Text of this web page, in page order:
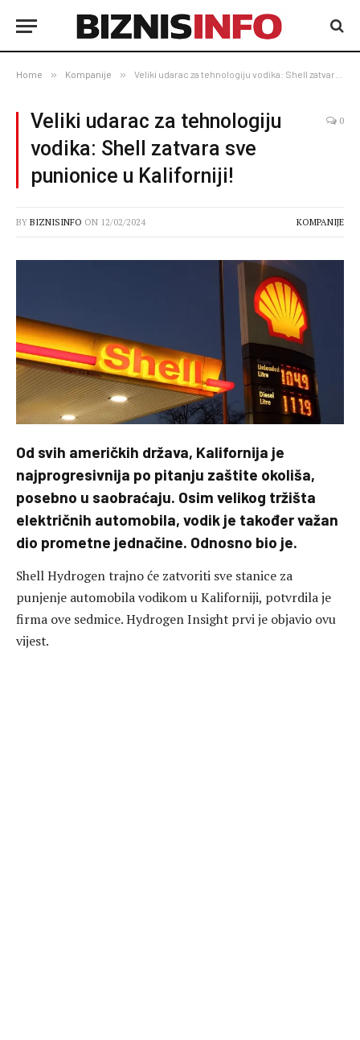
Home » Kompanije » Veliki udarac za tehnologiju vodika: Shell zatvara sve punionice u Kaliforniji!
Veliki udarac za tehnologiju
vodika: Shell zatvara sve
punionice u Kaliforniji!
0
BY BIZNISINFO ON 12/02/2024 KOMPANIJE
Od svih američkih država, Kalifornija je
najprogresivnija po pitanju zaštite okoliša,
posebno u saobraćaju. Osim velikog tržišta
električnih automobila, vodik je također važan
dio prometne jednačine. Odnosno bio je.
Shell Hydrogen trajno će zatvoriti sve stanice za
punjenje automobila vodikom u Kaliforniji, potvrdila je
firma ove sedmice. Hydrogen Insight prvi je objavio ovu
vijest.